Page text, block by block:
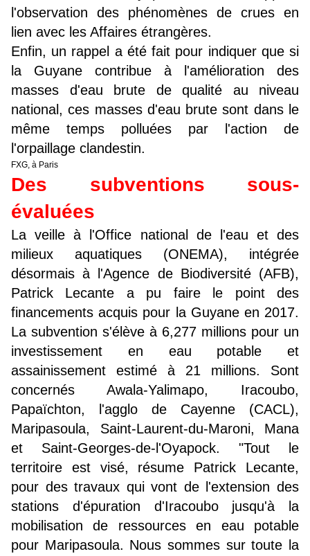
l'observation des phénomènes de crues en
lien avec les Affaires étrangères.
Enfin, un rappel a été fait pour indiquer que si
la Guyane contribue à l'amélioration des
masses d'eau brute de qualité au niveau
national, ces masses d'eau brute sont dans le
même temps polluées par l'action de
l'orpaillage clandestin.
FXG, à Paris
Des subventions sous-
évaluées
La veille à
l'Office national de l'eau et des
milieux aquatiques (ONEMA), intégrée
désormais à l'Agence de Biodiversité (AFB),
Patrick Lecante a pu faire le point des
financements acquis pour la Guyane en 2017.
La subvention s'élève à 6,277 millions pour un
investissement en eau potable et
assainissement estimé à 21 millions. Sont
concernés Awala-Yalimapo, Iracoubo,
Papaïchton, l'agglo de Cayenne (CACL),
Maripasoula, Saint-Laurent-du-Maroni, Mana
et Saint-Georges-de-l'Oyapock. "Tout le
territoire est visé, résume Patrick Lecante,
pour des travaux qui vont de l'extension des
stations d'épuration d'Iracoubo jusqu'à la
mobilisation de ressources en eau potable
pour Maripasoula. Nous sommes sur toute la